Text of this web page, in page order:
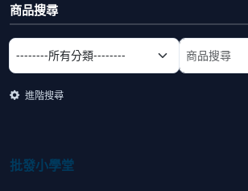
商品搜尋
選擇商品分類
搜尋商品關鍵字
進階搜尋
批發小學堂